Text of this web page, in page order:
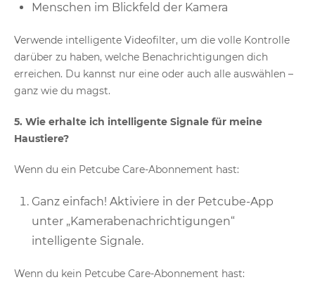
Menschen im Blickfeld der Kamera
Verwende intelligente Videofilter, um die volle Kontrolle
darüber zu haben, welche Benachrichtigungen dich
erreichen. Du kannst nur eine oder auch alle auswählen –
ganz wie du magst.
5. Wie erhalte ich intelligente Signale für meine
Haustiere?
Wenn du ein Petcube Care-Abonnement hast:
Ganz einfach! Aktiviere in der Petcube-App
unter „Kamerabenachrichtigungen“
intelligente Signale.
Wenn du kein Petcube Care-Abonnement hast: